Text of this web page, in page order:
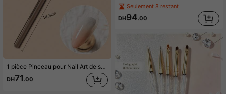
1 pièce Pinceau pour Nail Art de style japonais série marron, pinceau à dégradé, convient pour les salons de manucure ou l'utilisation à domicile
DH71 .00
Seulement 8 restant
DH94.00